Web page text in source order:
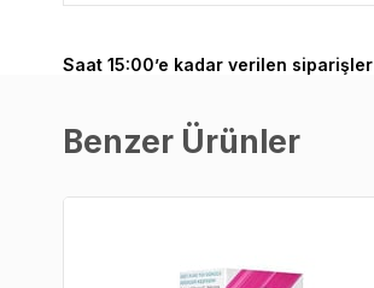
Saat 15:00’e kadar verilen siparişler
Benzer Ürünler